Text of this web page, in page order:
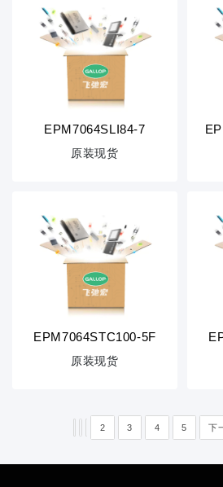
EPM7064SLI84-7
原装现货
EPM7064STC100-5F
原装现货
2 3 4 5 下